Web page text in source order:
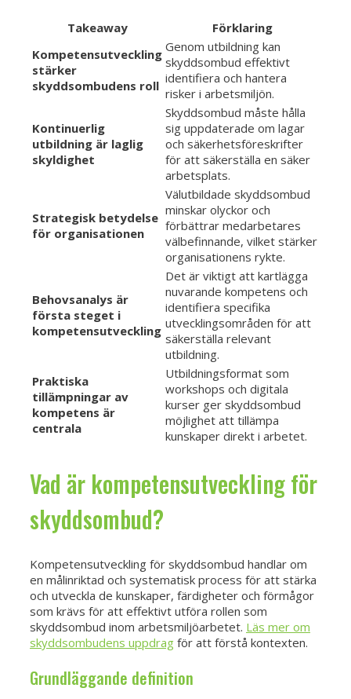
Takeaway
Förklaring
Kompetensutveckling
stärker
skyddsombudens roll
Genom utbildning kan
skyddsombud effektivt
identifiera och hantera
risker i arbetsmiljön.
Kontinuerlig
utbildning är laglig
skyldighet
Skyddsombud måste hålla
sig uppdaterade om lagar
och säkerhetsföreskrifter
för att säkerställa en säker
arbetsplats.
Strategisk betydelse
för organisationen
Välutbildade skyddsombud
minskar olyckor och
förbättrar medarbetares
välbefinnande, vilket stärker
organisationens rykte.
Behovsanalys är
första steget i
kompetensutveckling
Det är viktigt att kartlägga
nuvarande kompetens och
identifiera specifika
utvecklingsområden för att
säkerställa relevant
utbildning.
Praktiska
tillämpningar av
kompetens är
centrala
Utbildningsformat som
workshops och digitala
kurser ger skyddsombud
möjlighet att tillämpa
kunskaper direkt i arbetet.
Vad är kompetensutveckling för
skyddsombud?
Kompetensutveckling för skyddsombud handlar om
en målinriktad och systematisk process för att stärka
och utveckla de kunskaper, färdigheter och förmågor
som krävs för att effektivt utföra rollen som
skyddsombud inom arbetsmiljöarbetet. Läs mer om
skyddsombudens uppdrag för att förstå kontexten.
Grundläggande definition